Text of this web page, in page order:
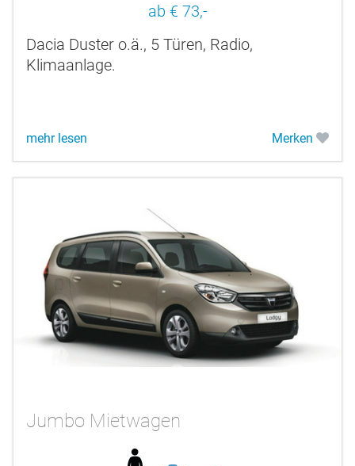
ab € 73,-
Dacia Duster o.ä., 5 Türen, Radio,
Klimaanlage.
mehr lesen Merken
Jumbo Mietwagen